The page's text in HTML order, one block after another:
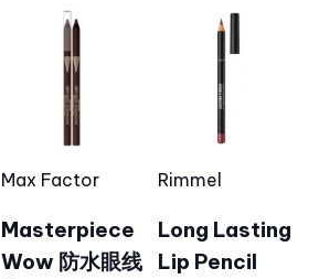
Max Factor
Masterpiece
Wow 防水眼线
Rimmel
Long Lasting
Lip Pencil